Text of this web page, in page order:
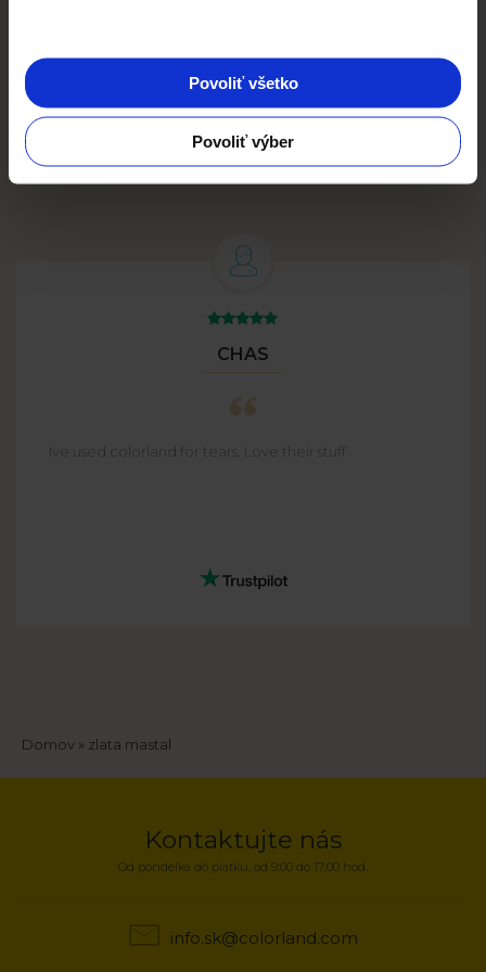
Povoliť všetko
Povoliť výber
Veľké objednávkya zľavou až –
65 %!
CHAS
Ive used colorland for tears. Love their stuff
Breadcrumb
Domov zlata mastal
Kontaktujte nás
Od pondelka do piatku, od 9:00 do 17:00 hod.
info.sk@colorland.com